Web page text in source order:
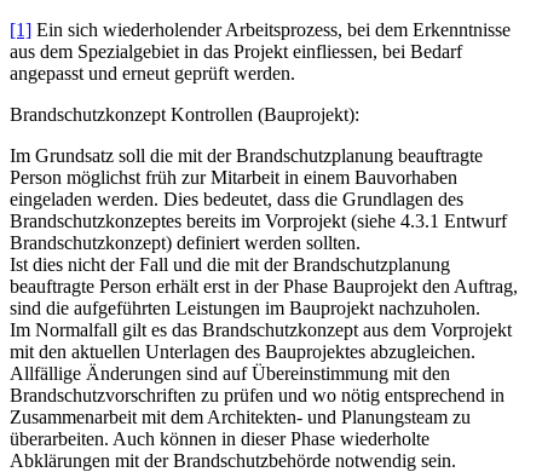
[1] Ein sich wiederholender Arbeitsprozess, bei dem Erkenntnisse
aus dem Spezialgebiet in das Projekt einfliessen, bei Bedarf
angepasst und erneut geprüft werden.
Brandschutzkonzept Kontrollen (Bauprojekt):
Im Grundsatz soll die mit der Brandschutzplanung beauftragte
Person möglichst früh zur Mitarbeit in einem Bauvorhaben
eingeladen werden. Dies bedeutet, dass die Grundlagen des
Brandschutzkonzeptes bereits im Vorprojekt (siehe 4.3.1 Entwurf
Brandschutzkonzept) definiert werden sollten.
Ist dies nicht der Fall und die mit der Brandschutzplanung
beauftragte Person erhält erst in der Phase Bauprojekt den Auftrag,
sind die aufgeführten Leistungen im Bauprojekt nachzuholen.
Im Normalfall gilt es das Brandschutzkonzept aus dem Vorprojekt
mit den aktuellen Unterlagen des Bauprojektes abzugleichen.
Allfällige Änderungen sind auf Übereinstimmung mit den
Brandschutzvorschriften zu prüfen und wo nötig entsprechend in
Zusammenarbeit mit dem Architekten- und Planungsteam zu
überarbeiten. Auch können in dieser Phase wiederholte
Abklärungen mit der Brandschutzbehörde notwendig sein.